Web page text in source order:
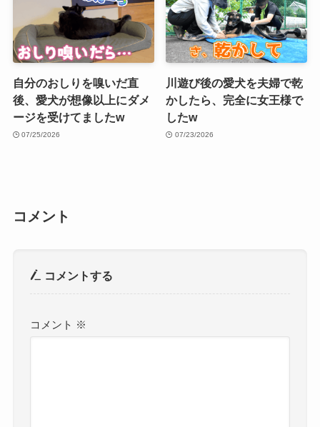
自分のおしりを嗅いだ直
後、愛犬が想像以上にダメ
ージを受けてましたw
07/25/2026
川遊び後の愛犬を夫婦で乾
かしたら、完全に女王様で
したw
07/23/2026
コメント
コメントする
コメント ※